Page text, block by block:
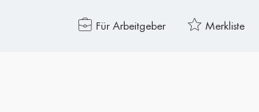
Für Arbeitgeber Merkliste